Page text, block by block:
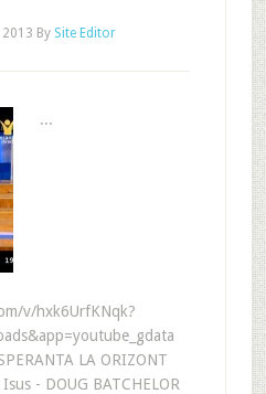
By Site Editor
...
v/hxk6UrfKNqk?
LA ORIZONT
- DOUG BATCHELOR